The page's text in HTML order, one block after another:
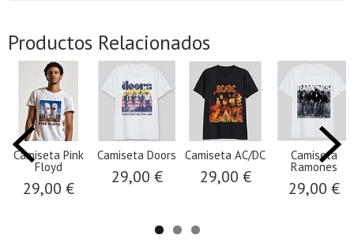
Productos Relacionados
Camiseta Pink
Floyd
29,00 €
Camiseta Doors
29,00 €
Camiseta AC/DC
29,00 €
Camiseta
Ramones
29,00 €